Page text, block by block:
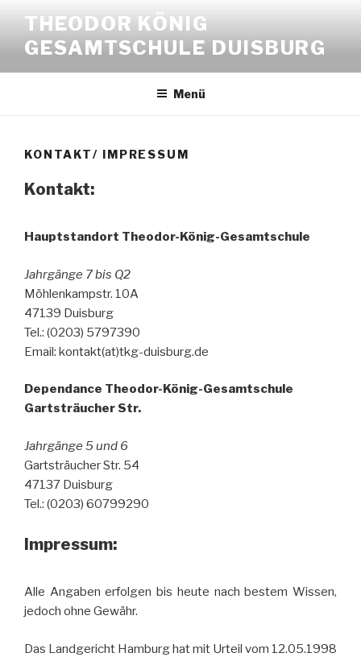
springen
THEODOR KÖNIG
GESAMTSCHULE DUISBURG
Menü
KONTAKT/ IMPRESSUM
Kontakt:
Hauptstandort Theodor-König-Gesamtschule
Jahrgänge 7 bis Q2
Möhlenkampstr. 10A
47139 Duisburg
Tel.: (0203) 5797390
Email: kontakt(at)tkg-duisburg.de
Dependance Theodor-König-Gesamtschule
Gartsträucher Str.
Jahrgänge 5 und 6
Gartsträucher Str. 54
47137 Duisburg
Tel.: (0203) 60799290
Impressum:
Alle Angaben erfolgen bis heute nach bestem Wissen,
jedoch ohne Gewähr.
Das Landgericht Hamburg hat mit Urteil vom 12.05.1998